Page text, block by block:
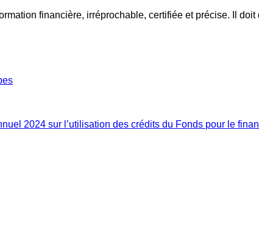
financière, irréprochable, certifiée et précise. Il
2024 sur l’utilisation des crédits du Fonds pour le